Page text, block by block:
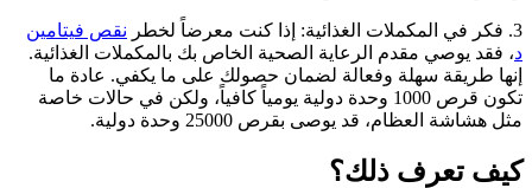
3. فكر في المكملات الغذائية: إذا كنت معرضاً لخطر
نقص فيتامين
د، فقد يوصي مقدم الرعاية الصحية الخاص بك بالمكملات الغذائية.
إنها طريقة سهلة وفعالة لضمان حصولك على ما يكفي. عادة ما
تكون قرص 1000 وحدة دولية يومياً كافياً، ولكن في حالات خاصة
مثل هشاشة العظام، قد يوصى بقرص 25000 وحدة دولية.
كيف تعرف ذلك؟